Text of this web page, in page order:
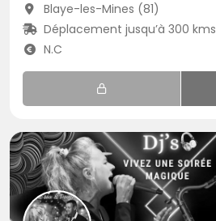
Blaye-les-Mines (81)
Déplacement jusqu’à 300 kms
N.C